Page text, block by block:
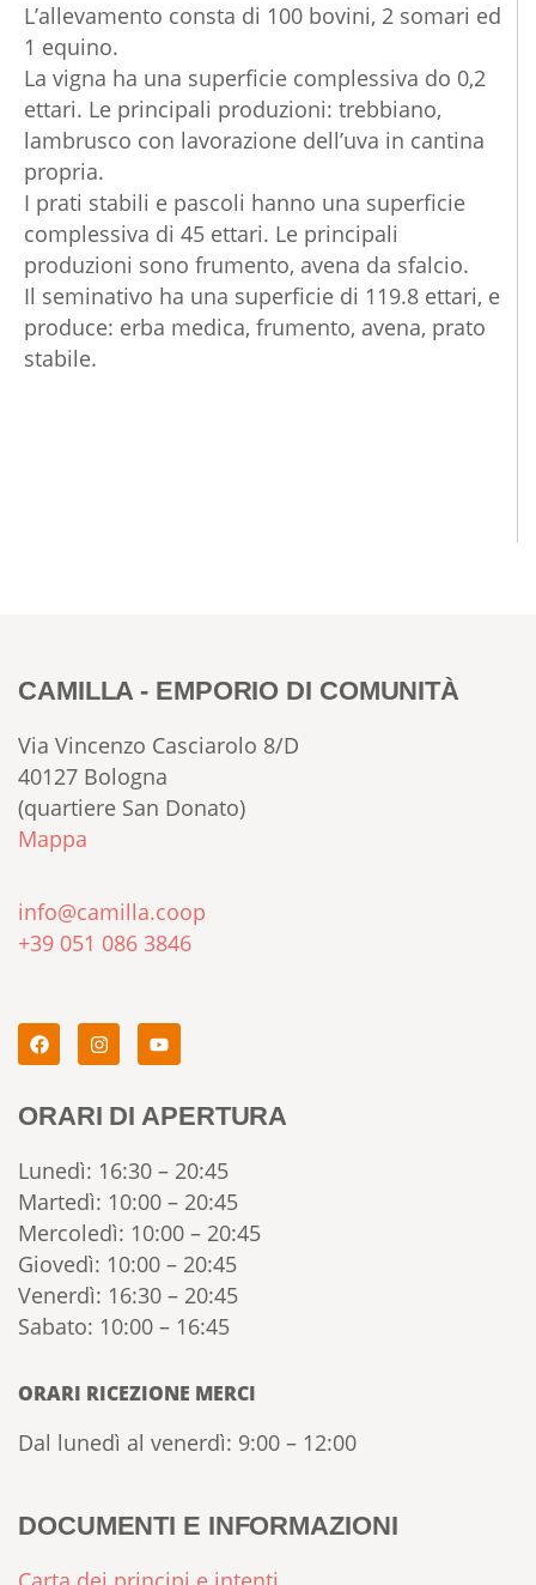
L’allevamento consta di 100 bovini, 2 somari ed
1 equino.
La vigna ha una superficie complessiva do 0,2
ettari. Le principali produzioni: trebbiano,
lambrusco con lavorazione dell’uva in cantina
propria.
I prati stabili e pascoli hanno una superficie
complessiva di 45 ettari. Le principali
produzioni sono frumento, avena da sfalcio.
Il seminativo ha una superficie di 119.8 ettari, e
produce: erba medica, frumento, avena, prato
stabile.
CAMILLA - EMPORIO DI COMUNITÀ
Via Vincenzo Casciarolo 8/D
40127 Bologna
(quartiere San Donato)
Mappa
info@camilla.coop
+39 051 086 3846
ORARI DI APERTURA
Lunedì: 16:30 – 20:45
Martedì: 10:00 – 20:45
Mercoledì: 10:00 – 20:45
Giovedì: 10:00 – 20:45
Venerdì: 16:30 – 20:45
Sabato: 10:00 – 16:45
ORARI RICEZIONE MERCI
Dal lunedì al venerdì: 9:00 – 12:00
DOCUMENTI E INFORMAZIONI